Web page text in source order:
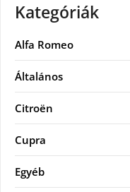
Kategóriák
Alfa Romeo
Általános
Citroën
Cupra
Egyéb